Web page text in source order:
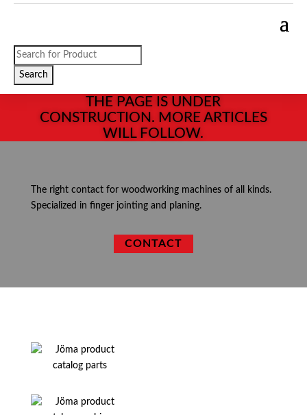
Products
search
Search
THE PAGE IS UNDER
CONSTRUCTION. MORE ARTICLES
WILL FOLLOW.
The right contact for woodworking machines of all kinds.
Specialized in finger jointing and planing.
CONTACT